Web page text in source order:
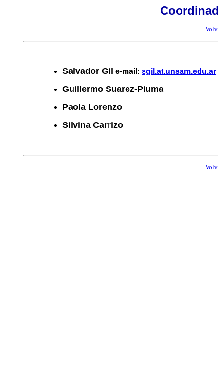
Salvador Gil e-mail: sgil.at.unsam.edu.ar
Guillermo Suarez-Piuma
Paola Lorenzo
Silvina Carrizo